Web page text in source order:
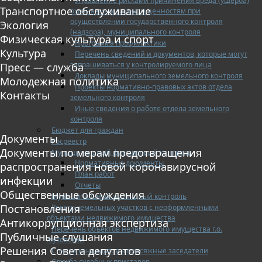
охраняемым законом ценностям при
осуществлении государственного контроля
(надзора), муниципального контроля
Программа профилактики
Перечень сведений и документов, которые могут
запрашиваться у контролируемого лица
Доклады муниципального земельного контроля
Проекты нормативно-правовых актов отдела
земельного контроля
Иные сведения о работе отдела земельного
контроля
Бюджет для граждан
Росреестр
Муниципальный финансовый контроль
Нормативные документы
План работ
Отчеты
Муниципальный жилищный контроль
Реестр земельных участков с неоформленными
объектами недвижимого имущества
Перечень объектов недвижимого имущества г.о.
Жуковский
Списки кандидатов в присяжные заседатели
Транспортное обслуживание
Экология
Физическая культура и спорт
Культура
Пресс — служба
Молодежная политика
Контакты
Документы
Документы по мерам предотвращения
распространения новой коронавирусной
инфекции
Общественные обсуждения
Постановления
Антикоррупционная экспертиза
Публичные слушания
Решения Совета депутатов